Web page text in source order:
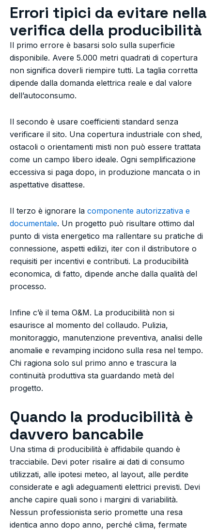
Errori tipici da evitare nella
verifica della producibilità
Il primo errore è basarsi solo sulla superficie
disponibile. Avere 5.000 metri quadrati di copertura
non significa doverli riempire tutti. La taglia corretta
dipende dalla domanda elettrica reale e dal valore
dell’autoconsumo.
Il secondo è usare coefficienti standard senza
verificare il sito. Una copertura industriale con shed,
ostacoli o orientamenti misti non può essere trattata
come un campo libero ideale. Ogni semplificazione
eccessiva si paga dopo, in produzione mancata o in
aspettative disattese.
Il terzo è ignorare la componente autorizzativa e
documentale. Un progetto può risultare ottimo dal
punto di vista energetico ma rallentare su pratiche di
connessione, aspetti edilizi, iter con il distributore o
requisiti per incentivi e contributi. La producibilità
economica, di fatto, dipende anche dalla qualità del
processo.
Infine c’è il tema O&M. La producibilità non si
esaurisce al momento del collaudo. Pulizia,
monitoraggio, manutenzione preventiva, analisi delle
anomalie e revamping incidono sulla resa nel tempo.
Chi ragiona solo sul primo anno e trascura la
continuità produttiva sta guardando metà del
progetto.
Quando la producibilità è
davvero bancabile
Una stima di producibilità è affidabile quando è
tracciabile. Devi poter risalire ai dati di consumo
utilizzati, alle ipotesi meteo, al layout, alle perdite
considerate e agli adeguamenti elettrici previsti. Devi
anche capire quali sono i margini di variabilità.
Nessun professionista serio promette una resa
identica anno dopo anno, perché clima, fermate